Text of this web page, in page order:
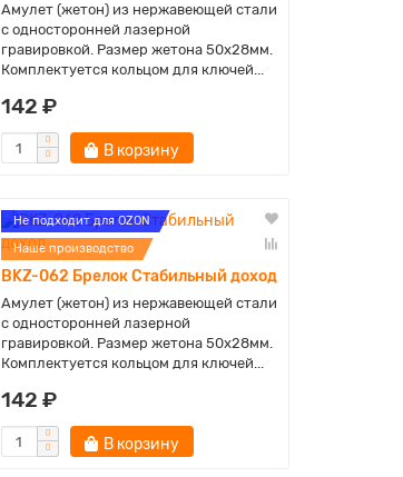
Амулет (жетон) из нержавеющей стали
с односторонней лазерной
гравировкой. Размер жетона 50х28мм.
Комплектуется кольцом для ключей...
142 ₽
В корзину
Не подходит для OZON
Наше производство
BKZ-062 Брелок Стабильный доход
Амулет (жетон) из нержавеющей стали
с односторонней лазерной
гравировкой. Размер жетона 50х28мм.
Комплектуется кольцом для ключей...
142 ₽
В корзину